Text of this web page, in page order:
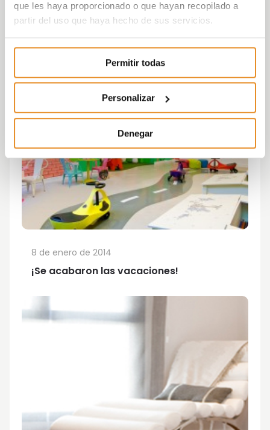
que les haya proporcionado o que hayan recopilado a
partir del uso que haya hecho de sus servicios.
Permitir todas
Personalizar
Denegar
¡Se acabaron las vacaciones!
8 de enero de 2014